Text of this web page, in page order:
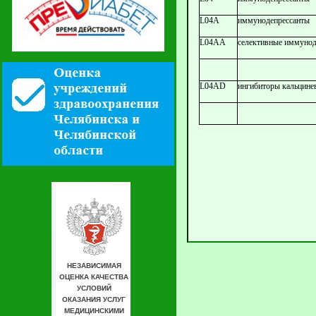
L04A иммунодепрессанты
L04AA селективные
L04AD ингибиторы